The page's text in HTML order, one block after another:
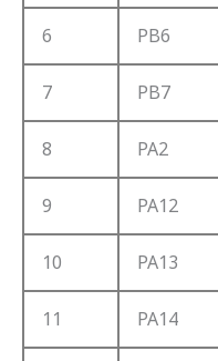
6 PB6
7 PB7
8 PA2
9 PA12
10 PA13
11 PA14